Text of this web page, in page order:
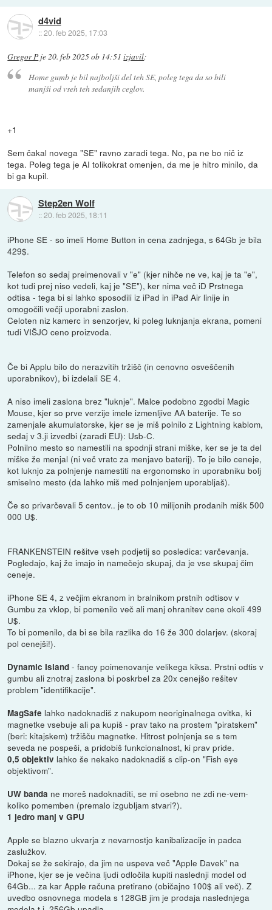
d4vid
::20. feb 2025, 17:03
Gregor P je20. feb 2025 ob 14:51 izjavil:
Home gumb je bil najboljši del teh SE, poleg tega da so bili
manjši od vseh teh sedanjih ceglov.
+1
Sem čakal novega "SE" ravno zaradi tega. No, pa ne bo nič iz
tega. Poleg tega je AI tolikokrat omenjen, da me je hitro minilo, da
bi ga kupil.
Step2en Wolf
::20. feb 2025, 18:11
iPhone SE - so imeli Home Button in cena zadnjega, s 64Gb je bila
429$.
Telefon so sedaj preimenovali v "e" (kjer nihče ne ve, kaj je ta "e",
kot tudi prej niso vedeli, kaj je "SE"), ker nima več iD Prstnega
odtisa - tega bi si lahko sposodili iz iPad in iPad Air linije in
omogočili večji uporabni zaslon.
Celoten niz kamerc in senzorjev, ki poleg luknjanja ekrana, pomeni
tudi VIŠJO ceno proizvoda.
Če bi Applu bilo do nerazvitih tržišč (in cenovno osveščenih
uporabnikov), bi izdelali SE 4.
A niso imeli zaslona brez "luknje". Malce podobno zgodbi Magic
Mouse, kjer so prve verzije imele izmenljive AA baterije. Te so
zamenjale akumulatorske, kjer se je miš polnilo z Lightning kablom,
sedaj v 3.ji izvedbi (zaradi EU): Usb-C.
Polnilno mesto so namestili na spodnji strani miške, ker se je ta del
miške že menjal (ni več vratc za menjavo baterij). To je bilo ceneje,
kot luknjo za polnjenje namestiti na ergonomsko in uporabniku bolj
smiselno mesto (da lahko miš med polnjenjem uporabljaš).
Če so privarčevali 5 centov.. je to ob 10 milijonih prodanih mišk 500
000 U$.
FRANKENSTEIN rešitve vseh podjetij so posledica: varčevanja.
Pogledajo, kaj že imajo in namečejo skupaj, da je vse skupaj čim
ceneje.
iPhone SE 4, z večjim ekranom in bralnikom prstnih odtisov v
Gumbu za vklop, bi pomenilo več ali manj ohranitev cene okoli 499
U$.
To bi pomenilo, da bi se bila razlika do 16 že 300 dolarjev. (skoraj
pol cenejši!).
Dynamic Island - fancy poimenovanje velikega kiksa. Prstni odtis v
gumbu ali znotraj zaslona bi poskrbel za 20x cenejšo rešitev
problem "identifikacije".
MagSafe lahko nadoknadiš z nakupom neoriginalnega ovitka, ki
magnetke vsebuje ali pa kupiš - prav tako na prostem "piratskem"
(beri: kitajskem) tržišču magnetke. Hitrost polnjenja se s tem
seveda ne pospeši, a pridobiš funkcionalnost, ki prav pride.
0,5 objektiv lahko še nekako nadoknadiš s clip-on "Fish eye
objektivom".
UW banda ne moreš nadoknaditi, se mi osebno ne zdi ne-vem-
koliko pomemben (premalo izgubljam stvari?).
1 jedro manj v GPU
Apple se blazno ukvarja z nevarnostjo kanibalizacije in padca
zaslužkov.
Dokaj se že sekirajo, da jim ne uspeva več "Apple Davek" na
iPhone, kjer se je večina ljudi odločila kupiti naslednji model od
64Gb... za kar Apple računa pretirano (običajno 100$ ali več). Z
uvedbo osnovnega modela s 128GB jim je prodaja naslednjega